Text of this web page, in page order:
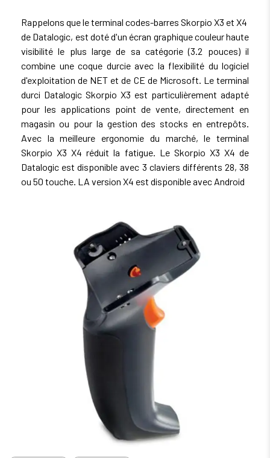
Rappelons que le terminal codes-barres Skorpio X3 et X4
de Datalogic, est doté d'un écran graphique couleur haute
visibilité le plus large de sa catégorie (3.2 pouces) il
combine une coque durcie avec la flexibilité du logiciel
d'exploitation de NET et de CE de Microsoft. Le terminal
durci Datalogic Skorpio X3 est particulièrement adapté
pour les applications point de vente, directement en
magasin ou pour la gestion des stocks en entrepôts.
Avec la meilleure ergonomie du marché, le terminal
Skorpio X3 X4 réduit la fatigue. Le Skorpio X3 X4 de
Datalogic est disponible avec 3 claviers différents 28, 38
ou 50 touche. LA version X4 est disponible avec Android